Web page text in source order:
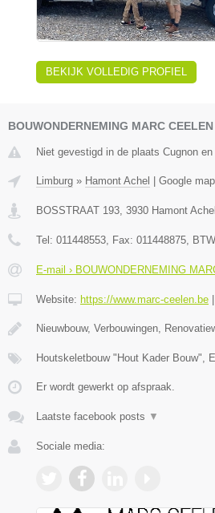
BEKIJK VOLLEDIG PROFIEL
BOUWONDERNEMING MARC
Niet gevestigd in de plaats Cugnon
Limburg » Hamont Achel Google
BOSSTRAAT 193 3930 Hamont Achel
Tel: 011448553 , Fax: 011448875 ,
E-mail › BOUWONDERNEMING
Website: https://www.marc-ceelen.be
Nieuwbouw, Verbouwingen,
Houtskeletbouw "Hout Kader Bouw",
Er wordt gewerkt op afspraak.
Laatste facebook posts ▼
Sociale media: